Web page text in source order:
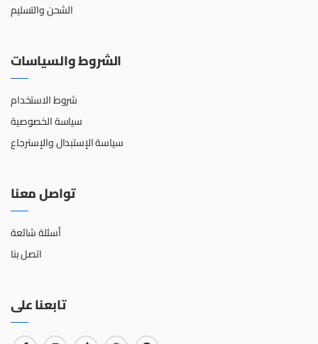
الشحن والتسليم
الشروط والسياسات
شروط الاستخدام
سياسة الخصوصية
سياسة الإستبدال والإسترجاع
تواصل معنا
أسئلة شائعة
اتصل بنا
تابعنا على